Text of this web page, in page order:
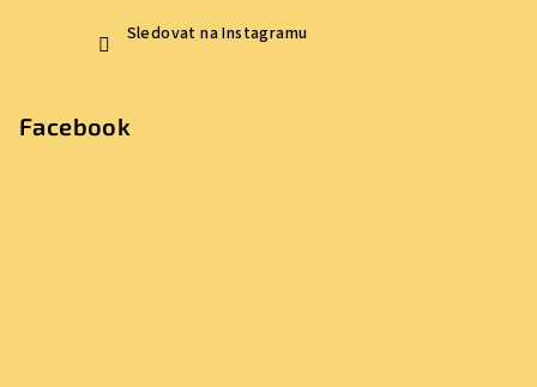
Sledovat na Instagramu
Facebook